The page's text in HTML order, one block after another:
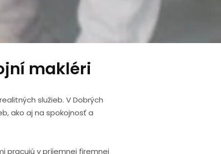
makléri
služieb. V Dobrých
ako aj na spokojnosť a
pracujú v príjemnej firemnej